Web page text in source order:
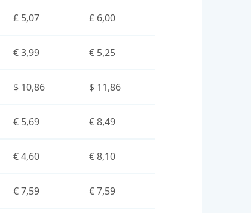
£ 5,07 £ 6,00
€ 3,99 € 5,25
$ 10,86 $ 11,86
€ 5,69 € 8,49
€ 4,60 € 8,10
€ 7,59 € 7,59